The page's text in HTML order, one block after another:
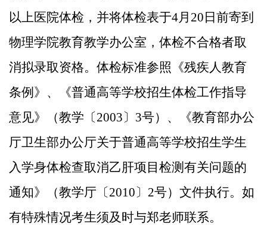
以上医院体检，并将体检表于4月 20 日前寄到
物理学院教育教学办公室，体检不合格者取
消拟录取资格。体检标准参照《残疾人教育
条例》、《普通高等学校招生体检工作指导
意见》（教学〔2003〕 3号）、《教育部办公
厅卫生部办公厅关于普通高等学校招生学生
入学身体检查取消乙肝项目检测有关问题的
通知》（教学厅〔2010〕 2号）文件执行。如
有特殊情况考生须及时与郑老师联系。